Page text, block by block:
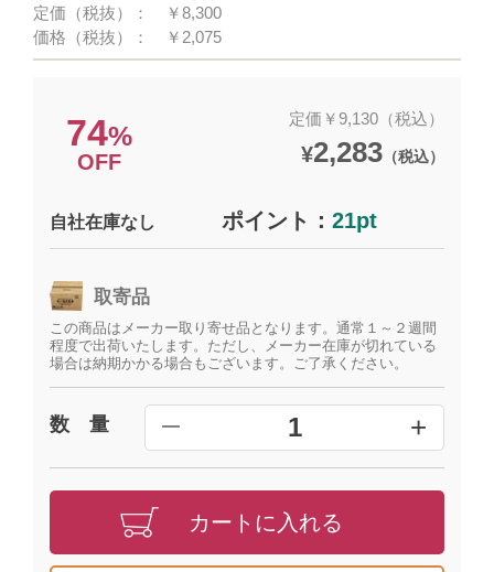
定価（税抜）：
￥8,300
価格（税抜）：
￥2,075
74%
OFF
定価￥9,130（税込）
¥2,283（税込）
自社在庫なし ポイント：21pt
取寄品
この商品はメーカー取り寄せ品となります。通常１～２週間
程度で出荷いたします。ただし、メーカー在庫が切れている
場合は納期かかる場合もございます。ご了承ください。
数 量 ━ 1 +
カートに入れる